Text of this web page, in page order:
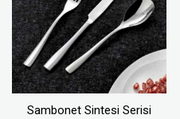
Sambonet Sintesi Serisi